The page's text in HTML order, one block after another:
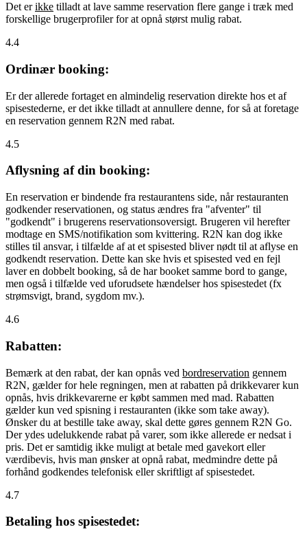
Det erikke tilladt at lave samme reservation flere gange i træk med
forskellige brugerprofiler for at opnå størst mulig rabat.
4.4
Ordinær booking:
Er der allerede fortaget en almindelig reservation direkte hos et af
spisestederne, er det ikke tilladt at annullere denne, for så at foretage
en reservation gennem R2N med rabat.
4.5
Aflysning af din booking:
En reservation er bindende fra restaurantens side, når restauranten
godkender reservationen, og status ændres fra "afventer" til
"godkendt" i brugerens reservationsoversigt. Brugeren vil herefter
modtage en SMS/notifikation som kvittering. R2N kan dog ikke
stilles til ansvar, i tilfælde af at et spisested bliver nødt til at aflyse en
godkendt reservation. Dette kan ske hvis et spisested ved en fejl
laver en dobbelt booking, så de har booket samme bord to gange,
men også i tilfælde ved uforudsete hændelser hos spisestedet (fx
strømsvigt, brand, sygdom mv.).
4.6
Rabatten:
Bemærk at den rabat, der kan opnås ved bordreservation gennem
R2N, gælder for hele regningen, men at rabatten på drikkevarer kun
opnås, hvis drikkevarerne er købt sammen med mad. Rabatten
gælder kun ved spisning i restauranten (ikke som take away).
Ønsker du at bestille take away, skal dette gøres gennem R2N Go.
Der ydes udelukkende rabat på varer, som ikke allerede er nedsat i
pris. Det er samtidig ikke muligt at betale med gavekort eller
værdibevis, hvis man ønsker at opnå rabat, medmindre dette på
forhånd godkendes telefonisk eller skriftligt af spisestedet.
4.7
Betaling hos spisestedet: